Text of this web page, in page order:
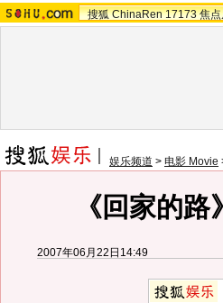
搜狐 ChinaRen 17173 焦点
娱乐频道 > 电影 Movie
《回家的
2007年06月22日14:49